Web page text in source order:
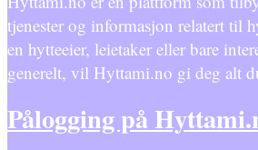
tjenester og informasjon relatert til
en hytteeier, leietaker eller bare
generelt, vil Hyttami.no gi deg alt
Pålogging på